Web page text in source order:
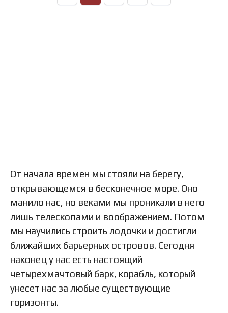
От начала времен мы стояли на берегу,
открывающемся в бесконечное море. Оно
манило нас, но веками мы проникали в него
лишь телескопами и воображением. Потом
мы научились строить лодочки и достигли
ближайших барьерных островов. Сегодня
наконец у нас есть настоящий
четырехмачтовый барк, корабль, который
унесет нас за любые существующие
горизонты.